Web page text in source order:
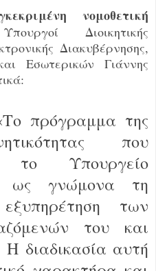
νομοθετική
Διοικητικής
Διακυβέρνησης,
Εσωτερικών Γιάννης
πρόγραμμα της
που
Υπουργείο
ως γνώμονα τη
των
του και
διαδικασία αυτή